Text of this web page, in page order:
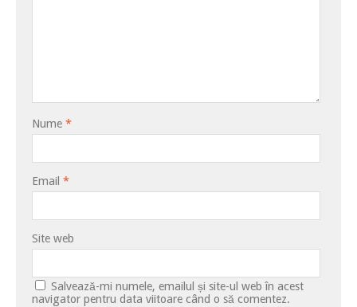
Nume *
Email *
Site web
Salvează-mi numele, emailul și site-ul web în acest
navigator pentru data viitoare când o să comentez.